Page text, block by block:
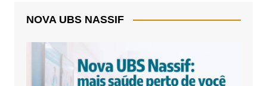
NOVA UBS NASSIF